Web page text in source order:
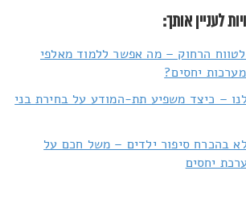
לעניין אותך:
הרחוק – מה אפשר ללמוד מאלפי
יחסים?
– כיצד משפיע תת-המודע על בחירת בני
בהכרח סיפור ילדים – משל חכם על
יחסים